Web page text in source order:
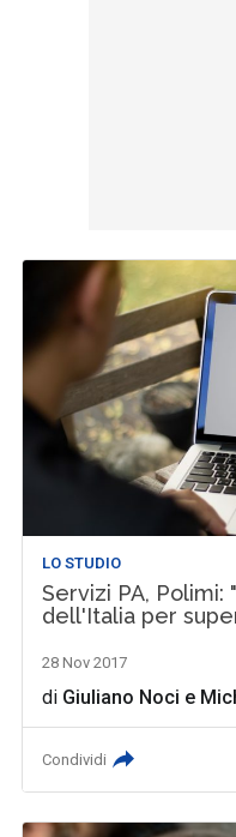
LO STUDIO
Servizi PA, Polimi:
dell'Italia per
28 Nov 2017
di Giuliano Noci e
Condividi